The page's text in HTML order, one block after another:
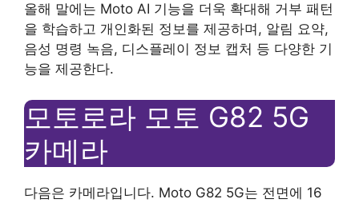
올해 말에는 Moto AI 기능을 더욱 확대해 거부 패턴
을 학습하고 개인화된 정보를 제공하며, 알림 요약,
음성 명령 녹음, 디스플레이 정보 캡처 등 다양한 기
능을 제공한다.
모토로라 모토 G82 5G
카메라
다음은 카메라입니다. Moto G82 5G는 전면에 16